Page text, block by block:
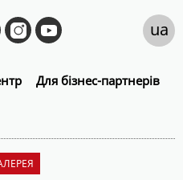
Для бізнес-партнерів
ua